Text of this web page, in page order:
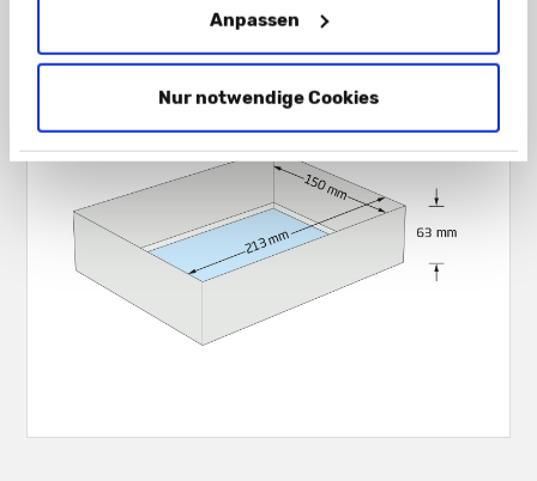
Anpassen
Nur notwendige Cookies